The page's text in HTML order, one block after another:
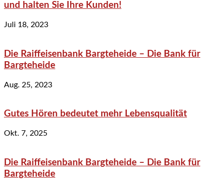
und halten Sie Ihre Kunden!
Juli 18, 2023
Die Raiffeisenbank Bargteheide – Die Bank für
Bargteheide
Aug. 25, 2023
Gutes Hören bedeutet mehr Lebensqualität
Okt. 7, 2025
Die Raiffeisenbank Bargteheide – Die Bank für
Bargteheide